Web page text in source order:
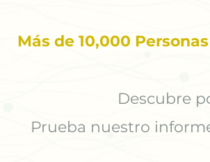
Más de 10,000
Descubre
Prueba nuestro